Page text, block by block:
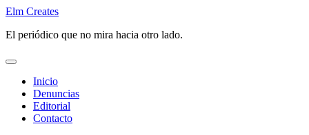
Saltar
contenido
Elm Creates
El periódico que no mira hacia otro lado.
Inicio
Denuncias
Editorial
Contacto